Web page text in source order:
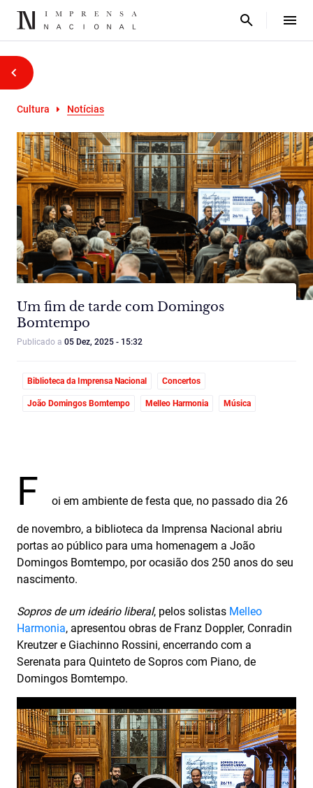
Cultura Notícias
Um fim de tarde com Domingos
Bomtempo
Publicado a 05 Dez, 2025 - 15:32
Biblioteca da Imprensa Nacional Concertos
João Domingos Bomtempo Melleo Harmonia Música
F oi em ambiente de festa que, no passado dia 26
de novembro, a biblioteca da Imprensa Nacional abriu
portas ao público para uma homenagem a João
Domingos Bomtempo, por ocasião dos 250 anos do seu
nascimento.
Sopros de um ideário liberal, pelos solistas Melleo
Harmonia, apresentou obras de Franz Doppler, Conradin
Kreutzer e Giachinno Rossini, encerrando com a
Serenata para Quinteto de Sopros com Piano, de
Domingos Bomtempo.
de
vídeo